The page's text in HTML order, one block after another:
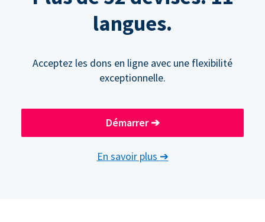
langues.
Acceptez les dons en ligne avec une flexibilité
exceptionnelle.
Démarrer➔
En savoir plus ➔